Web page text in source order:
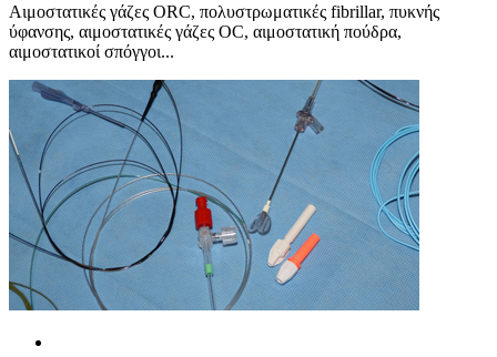
Αιμοστατικές γάζες ORC, πολυστρωματικές fibrillar, πυκνής
ύφανσης, αιμοστατικές γάζες OC, αιμοστατική πούδρα,
αιμοστατικοί σπόγγοι...